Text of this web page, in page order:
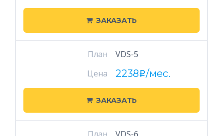
ЗАКАЗАТЬ
План
VDS-5
Цена
2238i/мес.
ЗАКАЗАТЬ